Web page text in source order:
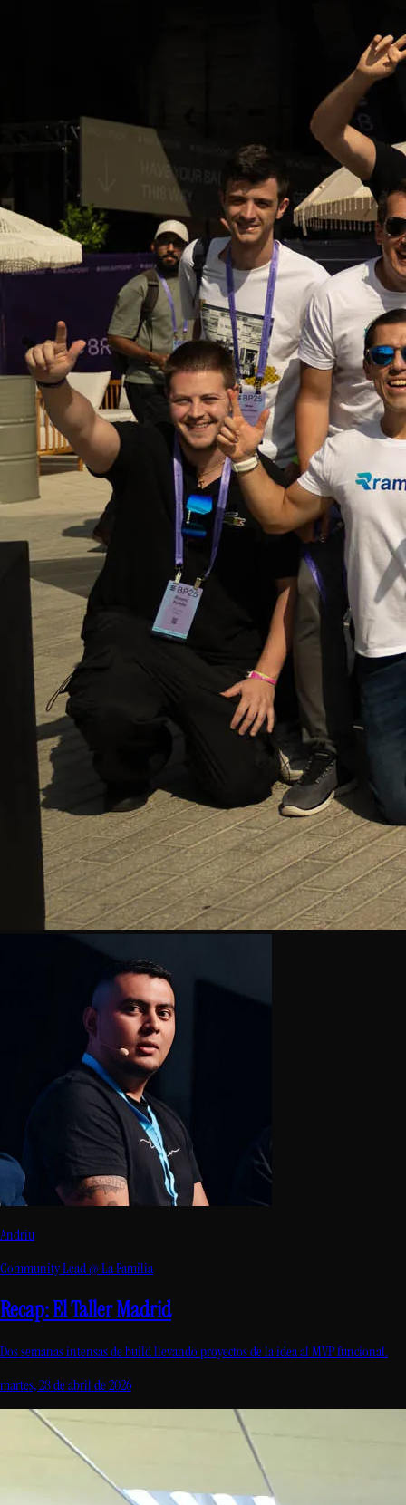
Andriu
Community Lead @ La Familia
Recap: El Taller Madrid
Dos semanas intensas de build llevando proyectos de la idea al MVP funcional.
martes, 28 de abril de 2026